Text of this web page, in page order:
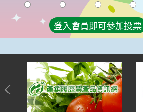
登入會員即可參加投票